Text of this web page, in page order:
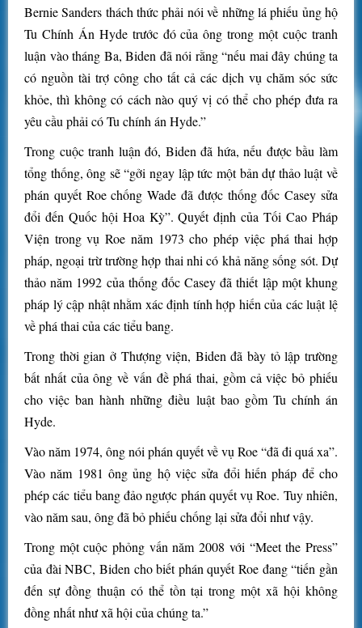
Bernie Sanders thách thức phải nói về những lá phiếu ủng hộ
Tu Chính Án Hyde trước đó của ông trong một cuộc tranh
luận vào tháng Ba, Biden đã nói rằng “nếu mai đây chúng ta
có nguồn tài trợ công cho tất cả các dịch vụ chăm sóc sức
khỏe, thì không có cách nào quý vị có thể cho phép đưa ra
yêu cầu phải có Tu chính án Hyde.”
Trong cuộc tranh luận đó, Biden đã hứa, nếu được bầu làm
tổng thống, ông sẽ “gởi ngay lập tức một bản dự thảo luật về
phán quyết Roe chống Wade đã được thống đốc Casey sửa
đổi đến Quốc hội Hoa Kỳ”. Quyết định của Tối Cao Pháp
Viện trong vụ Roe năm 1973 cho phép việc phá thai hợp
pháp, ngoại trừ trường hợp thai nhi có khả năng sống sót. Dự
thảo năm 1992 của thống đốc Casey đã thiết lập một khung
pháp lý cập nhật nhằm xác định tính hợp hiến của các luật lệ
về phá thai của các tiểu bang.
Trong thời gian ở Thượng viện, Biden đã bày tỏ lập trường
bất nhất của ông về vấn đề phá thai, gồm cả việc bỏ phiếu
cho việc ban hành những điều luật bao gồm Tu chính án
Hyde.
Vào năm 1974, ông nói phán quyết về vụ Roe “đã đi quá xa”.
Vào năm 1981 ông ủng hộ việc sửa đổi hiến pháp để cho
phép các tiểu bang đảo ngược phán quyết vụ Roe. Tuy nhiên,
vào năm sau, ông đã bỏ phiếu chống lại sửa đổi như vậy.
Trong một cuộc phỏng vấn năm 2008 với “Meet the Press”
của đài NBC, Biden cho biết phán quyết Roe đang “tiến gần
đến sự đồng thuận có thể tồn tại trong một xã hội không
đồng nhất như xã hội của chúng ta.”